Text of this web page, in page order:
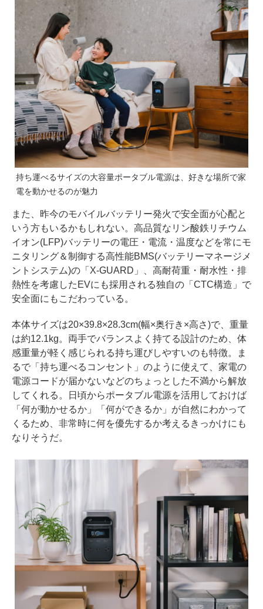
持ち運べるサイズの大容量ポータブル電源は、好きな場所で家
電を動かせるのが魅力
また、昨今のモバイルバッテリー発火で安全面が心配と
いう方もいるかもしれない。高品質なリン酸鉄リチウム
イオン(LFP)バッテリーの電圧・電流・温度などを常にモ
ニタリング＆制御する高性能BMS(バッテリーマネージメ
ントシステム)の「X-GUARD」、高耐荷重・耐水性・排
熱性を考慮したEVにも採用される独自の「CTC構造」で
安全面にもこだわっている。
本体サイズは20×39.8×28.3cm(幅×奥行き×高さ)で、重量
は約12.1kg。両手でバランスよく持てる設計のため、体
感重量が軽く感じられる持ち運びしやすいのも特徴。ま
るで「持ち運べるコンセント」のように使えて、家電の
電源コードが届かないなどのちょっとした不満から解放
してくれる。日頃からポータブル電源を活用しておけば
「何が動かせるか」「何ができるか」が自然にわかって
くるため、非常時に何を優先するか考えるきっかけにも
なりそうだ。